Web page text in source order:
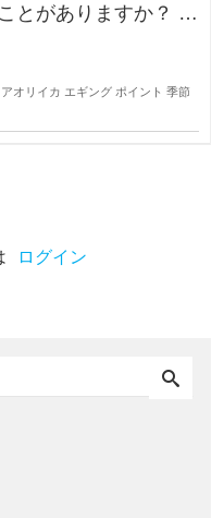
がありますか？ 地
アオリイカ エギング ポイント 季節
ログイン